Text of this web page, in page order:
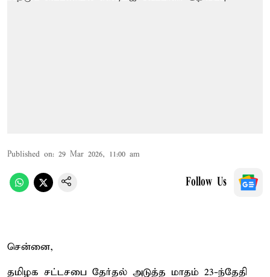
Published on: 29 Mar 2026, 11:00 am
Follow Us
சென்னை,
தமிழக சட்டசபை தேர்தல் அடுத்த மாதம் 23-ந்தேதி